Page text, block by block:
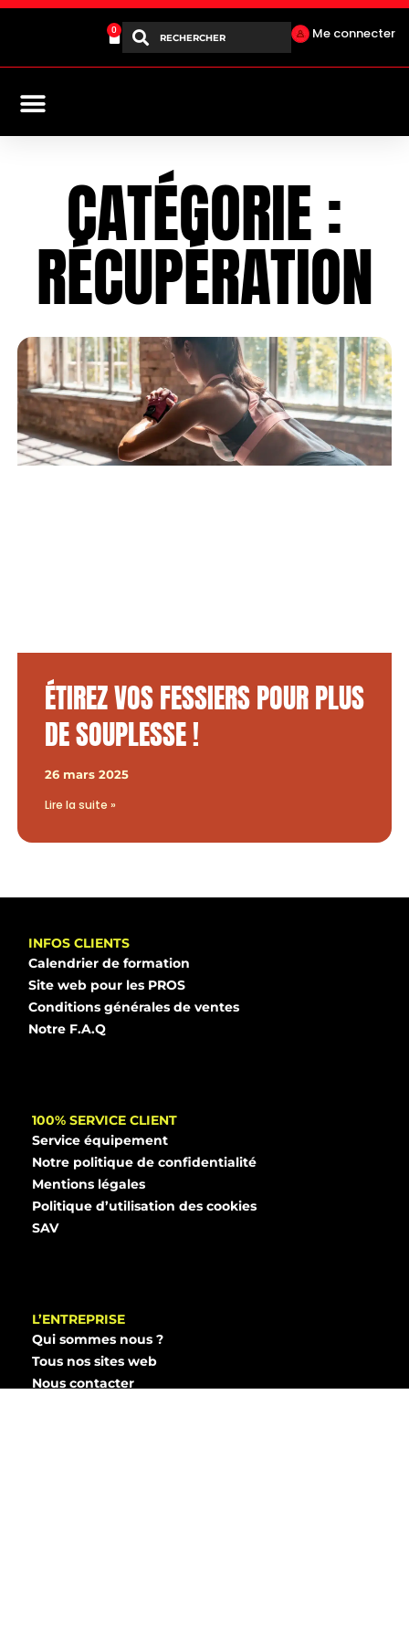
au
contenu
Me connecter
0
CATÉGORIE :
RÉCUPÉRATION
ÉTIREZ VOS FESSIERS POUR PLUS
DE SOUPLESSE !
26 mars 2025
Lire la suite »
INFOS CLIENTS
Calendrier de formation
Site web pour les PROS
Conditions générales de ventes
Notre F.A.Q
100% SERVICE CLIENT
Service équipement
Notre politique de confidentialité
Mentions légales
Politique d’utilisation des cookies
SAV
L’ENTREPRISE
Qui sommes nous ?
Tous nos sites web
Nous contacter